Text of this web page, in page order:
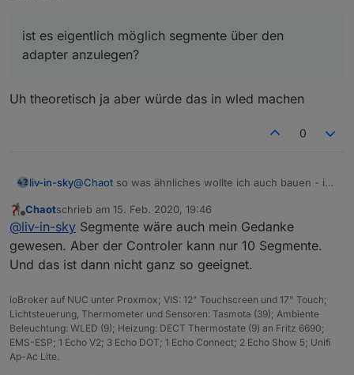
ist es eigentlich möglich segmente über den
adapter anzulegen?
Uh theoretisch ja aber würde das in wled machen
0
liv-in-sky@Chaot so was ähnliches wollte ich auch bauen - ich
definiert - jetzt kann ich in iobroker jedes segment
steuern, wie ich möchte- damit sollte das
funktionieren
Offline
Chaotschrieb am 15. Feb. 2020, 19:46
zuletzt editiert von
@liv-in-sky Segmente wäre auch mein Gedanke
gewesen. Aber der Controler kann nur 10 Segmente.
Und das ist dann nicht ganz so geeignet.
ioBroker auf NUC unter Proxmox; VIS: 12" Touchscreen und 17" Touch;
Lichtsteuerung, Thermometer und Sensoren: Tasmota (39); Ambiente
Beleuchtung: WLED (9); Heizung: DECT Thermostate (9) an Fritz 6690;
EMS-ESP; 1 Echo V2; 3 Echo DOT; 1 Echo Connect; 2 Echo Show 5; Unifi
Ap-Ac Lite.